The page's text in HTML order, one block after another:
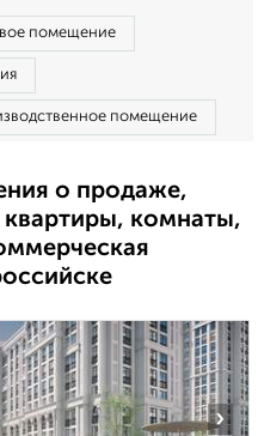
помещение
помещение
о продаже,
комнаты,
›